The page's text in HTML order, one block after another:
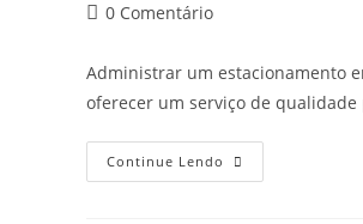
0 Comentário
Administrar um estacionamento
oferecer um serviço de
Continue Lendo